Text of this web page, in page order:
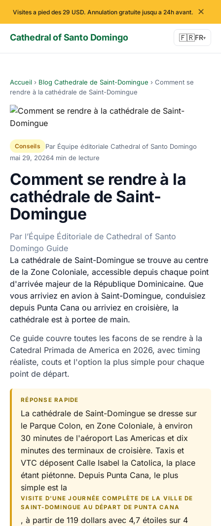
Visites a pied des 29 USD. Annulation gratuite jusqu a 24h avant. ✕
Cathedral of Santo Domingo 🇫🇷FR▾
Accueil › Blog Cathedrale de Saint-Domingue › Comment se
rendre à la cathédrale de Saint-Domingue
Conseils
Par Équipe éditoriale Cathedral of Santo Domingo
mai 29, 20264 min de lecture
Comment se rendre à la
cathédrale de Saint-
Domingue
Par l’Équipe Éditoriale de Cathedral of Santo
Domingo Guide
La cathédrale de Saint-Domingue se trouve au centre
de la Zone Coloniale, accessible depuis chaque point
d'arrivée majeur de la République Dominicaine. Que
vous arriviez en avion à Saint-Domingue, conduisiez
depuis Punta Cana ou arriviez en croisière, la
cathédrale est à portee de main.
Ce guide couvre toutes les facons de se rendre à la
Catedral Primada de America en 2026, avec timing
réaliste, couts et l'option la plus simple pour chaque
point de départ.
RÉPONSE RAPIDE
La cathédrale de Saint-Domingue se dresse sur
le Parque Colon, en Zone Coloniale, à environ
30 minutes de l'aéroport Las Americas et dix
minutes des terminaux de croisière. Taxis et
VTC déposent Calle Isabel la Catolica, la place
étant piétonne. Depuis Punta Cana, le plus
simple est la
VISITE D'UNE JOURNÉE COMPLÈTE DE LA VILLE DE
SAINT-DOMINGUE AU DÉPART DE PUNTA CANA
, à partir de 119 dollars avec 4,7 étoiles sur 4